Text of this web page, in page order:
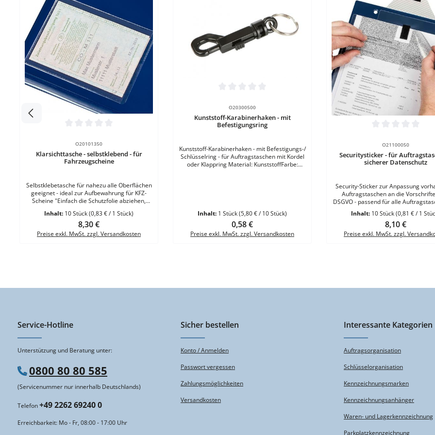
Produkt Anzahl: Gib den gewünschten Wert ein oder benutze die
O20101350
Klarsichttasche - selbstklebend - für
Fahrzeugscheine
Selbstklebetasche für nahezu alle Oberflächen
geeignet - ideal zur Aufbewahrung für KFZ-
Scheine "Einfach die Schutzfolie abziehen,
mmMaterial: Transparente Vinyl-
FolieMaterialstärke: 180 µEigenschaft: Top-
Qualität, hohe Haltekraft VE = 10 Stück
Inhalt: 10 Stück(0,83 € / 1 Stück)
Regulärer Preis:
8,30 €
Preise exkl. MwSt. zzgl. Versandkosten
Produkt Anzahl: Gib den gewünschten Wert
O20300500
Kunststoff-Karabinerhaken - mit
Befestigungsring
Kunststoff-Karabinerhaken - mit Befestigungs-/
Schlüsselring - für Auftragstaschen mit Kordel
oder Klappring Material: KunststoffFarbe:
Inhalt: 1 Stück(5,80 € / 10 Stück)
Regulärer Preis:
0,58 €
Preise exkl. MwSt. zzgl. Versandkosten
O21100050
Securitysticker - für
sicherer Datenschutz
Security-Sticker zur Anpassung
Auftragstaschen an die
DSGVO - passend für alle
unserem Programm Material:
Schwarz bedruckt Ausführung:-
mit Schnittschablonen- blickdicht und
= 10 Stück
Inhalt: 10 Stück(0,81 € / 1
Regulärer Preis:
8,10 €
Preise exkl. MwSt. zzgl.
Service-Hotline
Unterstützung und Beratung unter:
0800 80 80 585
(Servicenummer nur innerhalb Deutschlands)
Telefon+49 2262 69240 0
Erreichbarkeit: Mo - Fr, 08:00 - 17:00 Uhr
Sicher bestellen
Konto / Anmelden
Passwort vergessen
Zahlungsmöglichkeiten
Versandkosten
Interessante Kategorien
Auftragsorganisation
Schlüsselorganisation
Kennzeichnungsmarken
Kennzeichnungsanhänger
Waren- und Lagerkennzeichnung
Parkplatzkennzeichnung